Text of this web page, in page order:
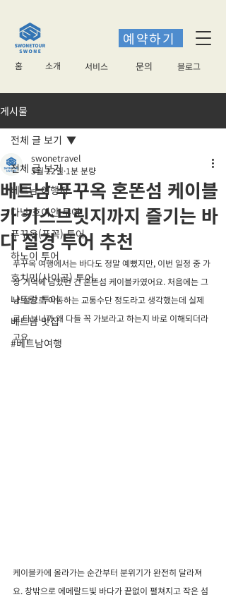
홈 소개 서비스 ​문의 블로그
예약하기
게시물
전체 글 보기
베트남 여행지
다낭 호이안 투어
푸꾸옥(푸꼭) 투어
하노이 투어
호치민(사이공) 투어
나트랑 투어
베트남 맛집
#베트남여행
전체 글 보기
베트남 푸꾸옥 혼똔섬 케이블
카 키스브릿지까지 즐기는 바
다 절경 투어 추천
swonetravel
5월 22일 1분 분량
푸꾸옥 여행에서는 바다도 정말 예뻤지만, 이번 일정 중 가
장 기억에 남았던 건 혼똔섬 케이블카였어요. 처음에는 그
냥 섬으로 이동하는 교통수단 정도라고 생각했는데 실제
로 타보니까 왜 다들 꼭 가보라고 하는지 바로 이해되더라
고요.
케이블카에 올라가는 순간부터 분위기가 완전히 달라져
요. 창밖으로 에메랄드빛 바다가 끝없이 펼쳐지고 작은 섬